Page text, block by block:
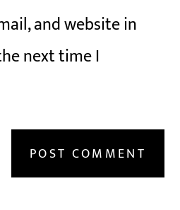
and website in
next time I